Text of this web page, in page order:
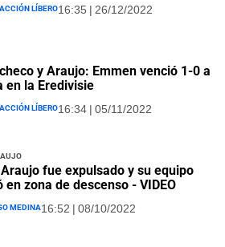
Líbero16:35 | 26/12/2022
y Araujo: Emmen venció 1-0 a
en la Eredivisie
Líbero16:34 | 05/11/2022
fue expulsado y su equipo
en zona de descenso - VIDEO
Medina16:52 | 08/10/2022